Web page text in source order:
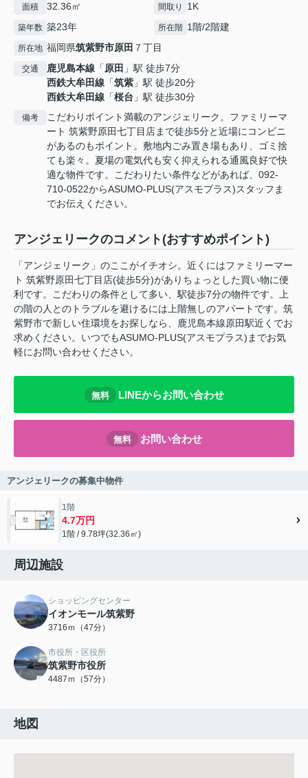
面積 32.36㎡ 間取り 1K
築年数 築23年 所在階 1階/2階建
所在地 福岡県筑紫野市原田 ７丁目
交通 鹿児島本線 「原田 」駅 徒歩7分
西鉄大牟田線 「筑紫」駅 徒歩20分
西鉄大牟田線 「桜台 」駅 徒歩30分
備考
こだわりポイント満載のアンジェリーク。ファミリーマ
ート 筑紫野原田七丁目店まで徒歩5分と近場にコンビニ
があるのもポイント。敷地内ごみ置き場もあり、ゴミ捨
ても楽々。夏場の電気代も安く抑えられる通風良好で快
適な物件です。こだわりたい条件などがあれば、092-
710-0522からASUMO-PLUS(アスモプラス)スタッフま
でお伝えください。
アンジェリークのコメント(おすすめポイント)
「アンジェリーク」のここがイチオシ。近くにはファミリーマー
ト 筑紫野原田七丁目店(徒歩5分)がありちょっとした買い物に便
利です。こだわりの条件として多い、駅徒歩7分の物件です。上
の階の人とのトラブルを避けるには上階無しのアパートです。筑
紫野市で新しい住環境をお探しなら、鹿児島本線原田駅近くでお
求めください。いつでもASUMO-PLUS(アスモプラス)までお気
軽にお問い合わせください。
無料 LINEからお問い合わせ
無料 お問い合わせ
アンジェリークの募集中物件
1階
4.7万円
1階 / 9.78坪(32.36㎡)
周辺施設
ショッピングセンター
イオンモール筑紫野
3716ｍ（47分）
市役所・区役所
筑紫野市役所
4487ｍ（57分）
地図